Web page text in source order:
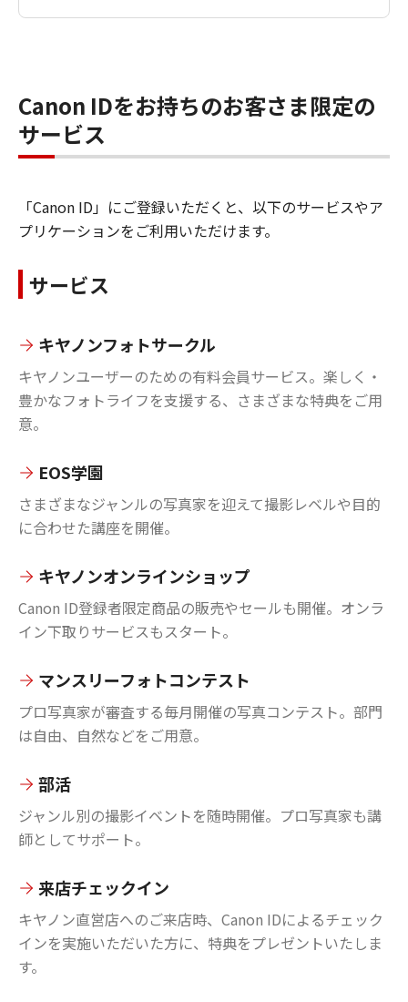
Canon IDをお持ちのお客さま限定の
サービス
「Canon ID」にご登録いただくと、以下のサービスやア
プリケーションをご利用いただけます。
サービス
キヤノンフォトサークル
キヤノンユーザーのための有料会員サービス。楽しく・
豊かなフォトライフを支援する、さまざまな特典をご用
意。
EOS学園
さまざまなジャンルの写真家を迎えて撮影レベルや目的
に合わせた講座を開催。
キヤノンオンラインショップ
Canon ID登録者限定商品の販売やセールも開催。オンラ
イン下取りサービスもスタート。
マンスリーフォトコンテスト
プロ写真家が審査する毎月開催の写真コンテスト。部門
は自由、自然などをご用意。
部活
ジャンル別の撮影イベントを随時開催。プロ写真家も講
師としてサポート。
来店チェックイン
キヤノン直営店へのご来店時、Canon IDによるチェック
インを実施いただいた方に、特典をプレゼントいたしま
す。